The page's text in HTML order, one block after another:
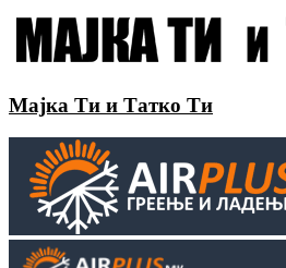
Мајка Ти и Татко Ти